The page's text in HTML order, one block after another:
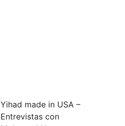
Yihad made in USA –
Entrevistas con